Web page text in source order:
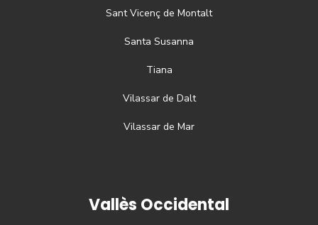
Sant Vicenç de Montalt
Santa Susanna
Tiana
Vilassar de Dalt
Vilassar de Mar
Vallès Occidental